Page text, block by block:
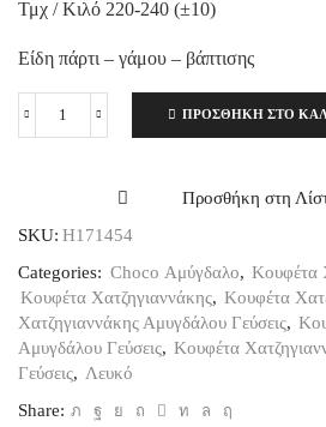
Τμχ / Κιλό 220-240 (±10)
Είδη πάρτι – γάμου – βάπτισης
Χατζηγιαννάκη
4kg
ποσότητα
ΠΡΟΣΘΉΚΗ ΣΤΟ
Προσθήκη στη
SKU: H171454
Categories: Choco Αμύγδαλο, Κουφέτα
Κουφέτα Χατζηγιαννάκης, Κουφέτα
Χατζηγιαννάκης Αμυγδάλου Γεύσεις,
Αμυγδάλου Γεύσεις, Κουφέτα
Γεύσεις, Λευκό
Share: